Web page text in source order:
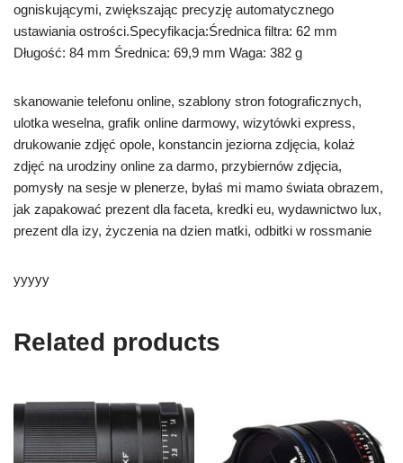
ogniskującymi, zwiększając precyzję automatycznego
ustawiania ostrości.Specyfikacja:Średnica filtra: 62 mm
Długość: 84 mm Średnica: 69,9 mm Waga: 382 g
skanowanie telefonu online, szablony stron fotograficznych,
ulotka weselna, grafik online darmowy, wizytówki express,
drukowanie zdjęć opole, konstancin jeziorna zdjęcia, kolaż
zdjęć na urodziny online za darmo, przybiernów zdjęcia,
pomysły na sesje w plenerze, byłaś mi mamo świata obrazem,
jak zapakować prezent dla faceta, kredki eu, wydawnictwo lux,
prezent dla izy, życzenia na dzien matki, odbitki w rossmanie
yyyyy
Related products